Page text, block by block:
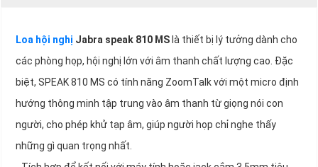
Loa hội nghị Jabra speak 810 MS là thiết bị lý tưởng dành cho
các phòng họp, hội nghị lớn với âm thanh chất lượng cao. Đặc
biệt, SPEAK 810 MS có tính năng ZoomTalk với một micro định
hướng thông minh tập trung vào âm thanh từ giọng nói con
người, cho phép khử tạp âm, giúp người họp chỉ nghe thấy
những gì quan trọng nhất.